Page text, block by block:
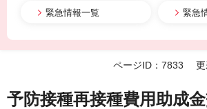
緊急情報一覧 緊急
ページID：7833
予防接種再接種費用助成